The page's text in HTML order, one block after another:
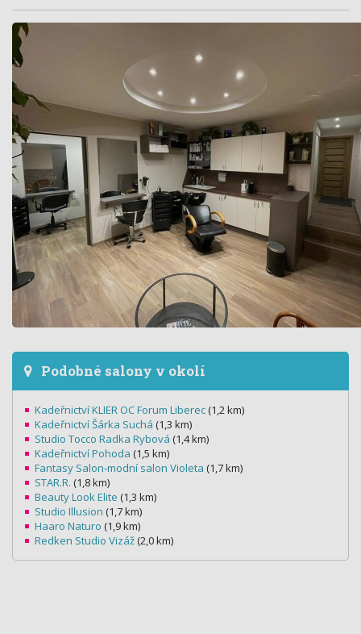
Podobné salony v okolí
Kadeřnictví KLIER OC Forum Liberec (1,2 km)
Kadeřnictví Šárka Suchá (1,3 km)
Studio Tocco Radka Rybová (1,4 km)
Kadeřnictví Pohoda (1,5 km)
Fantasy Salon-modní salon Violeta (1,7 km)
STAR.R. (1,8 km)
Beauty Look Elite (1,3 km)
Studio Illusion (1,7 km)
Haaro Naturo (1,9 km)
Redken Studio Vizáž (2,0 km)